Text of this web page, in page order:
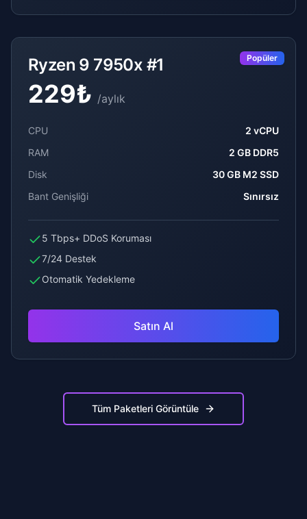
Popüler
Ryzen 9 7950x #1
229₺ /aylık
CPU
2 vCPU
RAM
2 GB DDR5
Disk
30 GB M2 SSD
Bant Genişliği
Sınırsız
5 Tbps+ DDoS Koruması
7/24 Destek
Otomatik Yedekleme
Satın Al
Tüm Paketleri Görüntüle